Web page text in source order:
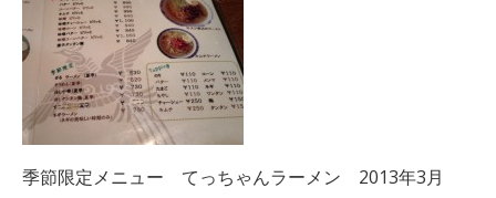
季節限定メニュー てっちゃんラーメン 2013年3月